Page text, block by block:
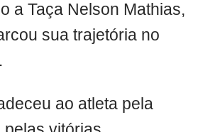
a Taça Nelson Mathias,
sua trajetória no
ao atleta pela